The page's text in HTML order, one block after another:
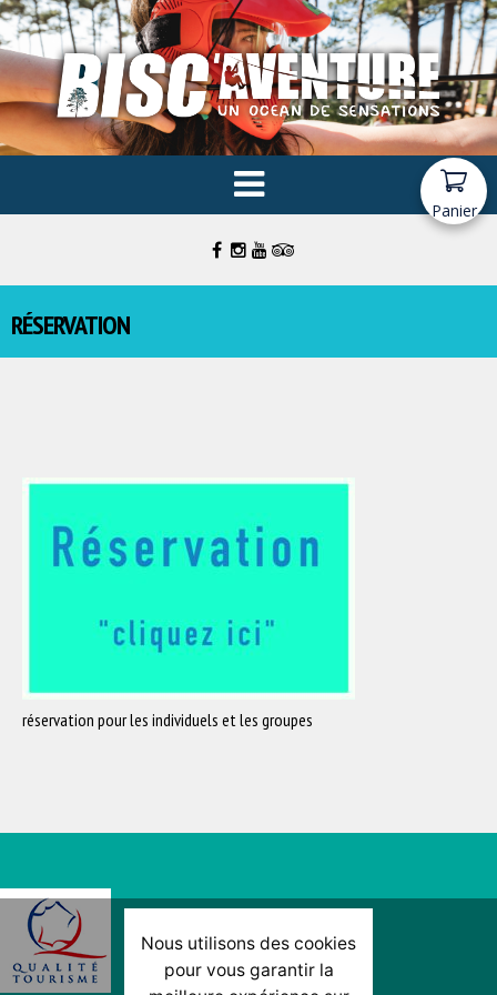
Panier
RÉSERVATION
réservation pour les individuels et les groupes
Nous utilisons des cookies
pour vous garantir la